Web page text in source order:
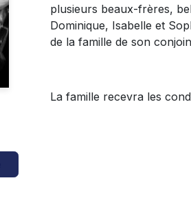
plusieurs beaux-frères,
Dominique, Isabelle et
de la famille de son
La famille recevra les